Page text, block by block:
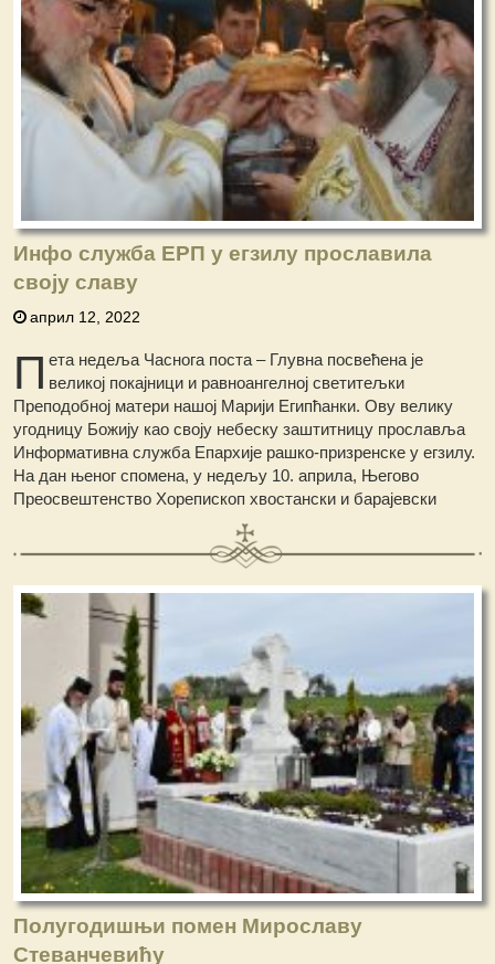
Инфо служба ЕРП у егзилу прославила
своју славу
април 12, 2022
П ета недеља Часнога поста – Глувна посвећена је
великој покајници и равноангелној светитељки
Преподобној матери нашој Марији Египћанки. Ову велику
угодницу Божију као своју небеску заштитницу прославља
Информативна служба Епархије рашко-призренске у егзилу.
На дан њеног спомена, у недељу 10. априла, Његово
Преосвештенство Хорепископ хвостански и барајевски
Полугодишњи помен Мирославу
Стеванчевићу